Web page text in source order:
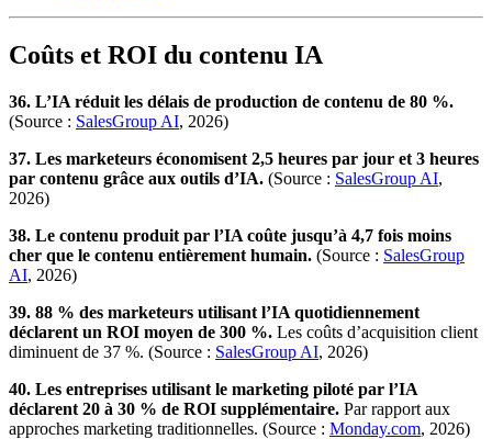
Coûts et ROI du contenu IA
36. L’IA réduit les délais de production de contenu de 80 %.
(Source : SalesGroup AI, 2026)
37. Les marketeurs économisent 2,5 heures par jour et 3 heures
par contenu grâce aux outils d’IA. (Source : SalesGroup AI,
2026)
38. Le contenu produit par l’IA coûte jusqu’à 4,7 fois moins
cher que le contenu entièrement humain. (Source : SalesGroup
AI, 2026)
39. 88 % des marketeurs utilisant l’IA quotidiennement
déclarent un ROI moyen de 300 %. Les coûts d’acquisition client
diminuent de 37 %. (Source : SalesGroup AI, 2026)
40. Les entreprises utilisant le marketing piloté par l’IA
déclarent 20 à 30 % de ROI supplémentaire. Par rapport aux
approches marketing traditionnelles. (Source : Monday.com, 2026)